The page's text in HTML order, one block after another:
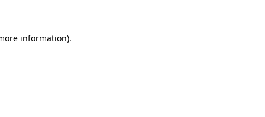
information).